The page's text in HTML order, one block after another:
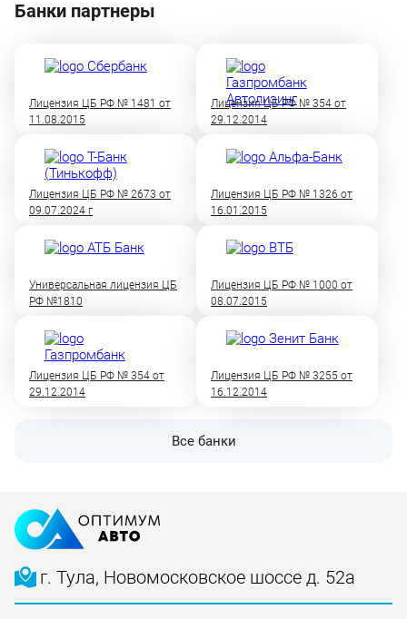
Банки партнеры
Лицензия ЦБ РФ № 1481 от
11.08.2015
Лицензия ЦБ РФ № 354 от
29.12.2014
Лицензия ЦБ РФ № 2673 от
09.07.2024 г
Лицензия ЦБ РФ № 1326 от
16.01.2015
Универсальная лицензия ЦБ
РФ №1810
Лицензия ЦБ РФ № 1000 от
08.07.2015
Лицензия ЦБ РФ № 354 от
29.12.2014
Лицензия ЦБ РФ № 3255 от
16.12.2014
Все банки
г. Тула, Новомосковское шоссе д. 52а